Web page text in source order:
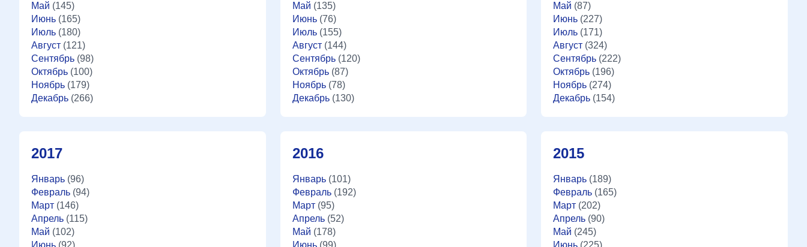
Май (145)
Июнь (165)
Июль (180)
Август (121)
Сентябрь (98)
Октябрь (100)
Ноябрь (179)
Декабрь (266)
Май (135)
Июнь(76)
Июль(155)
Август(144)
Сентябрь(120)
Октябрь(87)
Ноябрь(78)
Декабрь(130)
Май (87)
Июнь (227)
Июль (171)
Август (324)
Сентябрь (222)
Октябрь (196)
Ноябрь (274)
Декабрь (154)
2017
Январь (96)
Февраль (94)
Март (146)
Апрель (115)
Май (102)
Июнь (92)
2016
Январь(101)
Февраль(192)
Март(95)
Апрель(52)
Май (178)
Июнь(99)
2015
Январь (189)
Февраль (165)
Март (202)
Апрель (90)
Май (245)
Июнь (225)